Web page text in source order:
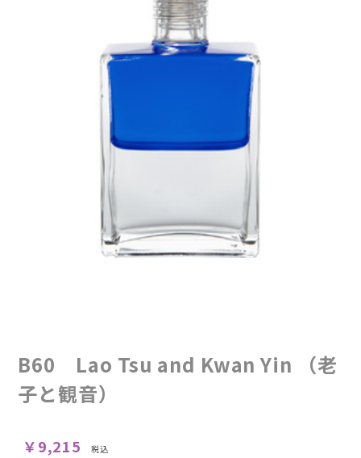
B60 Lao Tsu and Kwan Yin （老
子と観音）
￥9,215 税込